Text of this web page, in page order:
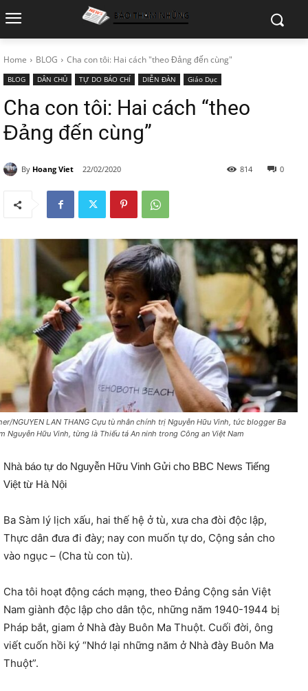
Home BLOG Cha con tôi: Hai cách "theo Đảng đến cùng"
BLOG DÂN CHỦ TỰ DO BÁO CHÍ DIỄN ĐÀN Giáo Dục
Cha con tôi: Hai cách “theo
Đảng đến cùng”
By Hoang Viet 22/02/2020 0
814
NGUYEN LAN THANG Cựu tù nhân chính trị Nguyễn Hữu Vinh, tức blogger Ba
Nguyễn Hữu Vinh, từng là Thiếu tá An ninh trong Công an Việt Nam
Nhà báo tự do Nguyễn Hữu Vinh Gửi cho BBC News Tiếng
Việt từ Hà Nội
Ba Sàm lý lịch xấu, hai thế hệ ở tù, xưa cha đòi độc lập,
Thực dân đưa đi đày; nay con muốn tự do, Cộng sản cho
vào ngục – (Cha tù con tù).
Cha tôi hoạt động cách mạng, theo Đảng Cộng sản Việt
Nam giành độc lập cho dân tộc, những năm 1940-1944 bị
Pháp bắt, giam ở Nhà đày Buôn Ma Thuột. Cuối đời, ông
viết cuốn hồi ký “Nhớ lại những năm ở Nhà đày Buôn Ma
Thuột”.